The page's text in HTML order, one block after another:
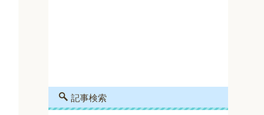
記事検索